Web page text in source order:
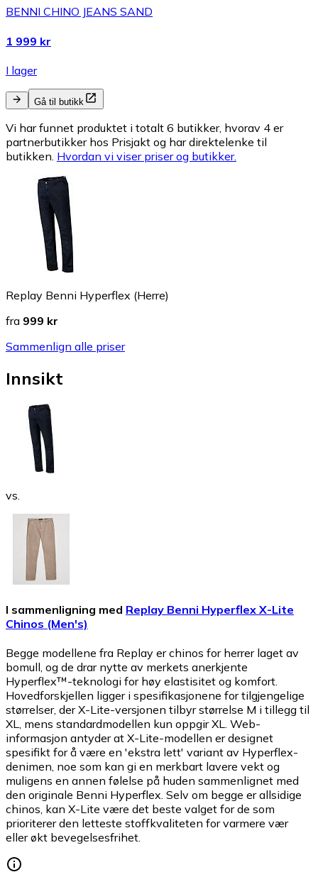
BENNI CHINO JEANS SAND
1 999 kr
I lager
Gå til butikk
Vi har funnet produktet i totalt 6 butikker, hvorav 4 er
partnerbutikker hos Prisjakt og har direktelenke til
butikken. Hvordan vi viser priser og butikker.
Replay Benni Hyperflex (Herre)
fra 999 kr
Sammenlign alle priser
Innsikt
vs.
I sammenligning med Replay Benni Hyperflex X-Lite
Chinos (Men's)
Begge modellene fra Replay er chinos for herrer laget av
bomull, og de drar nytte av merkets anerkjente
Hyperflex™-teknologi for høy elastisitet og komfort.
Hovedforskjellen ligger i spesifikasjonene for tilgjengelige
størrelser, der X-Lite-versjonen tilbyr størrelse M i tillegg til
XL, mens standardmodellen kun oppgir XL. Web-
informasjon antyder at X-Lite-modellen er designet
spesifikt for å være en 'ekstra lett' variant av Hyperflex-
denimen, noe som kan gi en merkbart lavere vekt og
muligens en annen følelse på huden sammenlignet med
den originale Benni Hyperflex. Selv om begge er allsidige
chinos, kan X-Lite være det beste valget for de som
prioriterer den letteste stoffkvaliteten for varmere vær
eller økt bevegelsesfrihet.